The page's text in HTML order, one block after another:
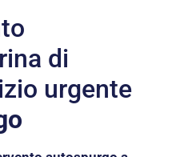
di
urgente